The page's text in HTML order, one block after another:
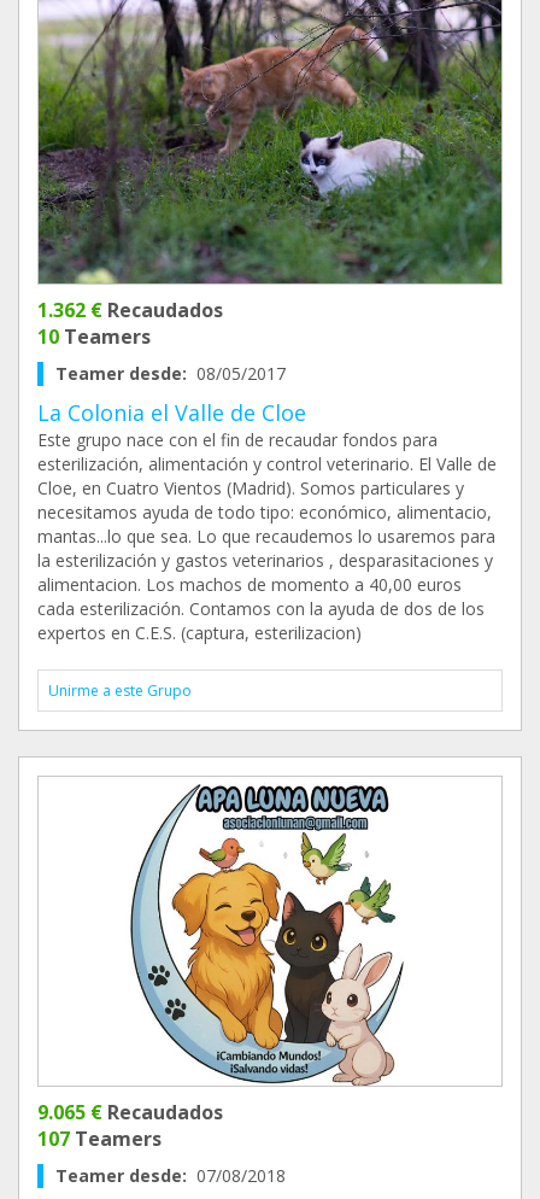
1.362 € Recaudados
10 Teamers
Teamer desde: 08/05/2017
La Colonia el Valle de Cloe
Este grupo nace con el fin de recaudar fondos para
esterilización, alimentación y control veterinario. El Valle de
Cloe, en Cuatro Vientos (Madrid). Somos particulares y
necesitamos ayuda de todo tipo: económico, alimentacio,
mantas...lo que sea. Lo que recaudemos lo usaremos para
la esterilización y gastos veterinarios , desparasitaciones y
alimentacion. Los machos de momento a 40,00 euros
cada esterilización. Contamos con la ayuda de dos de los
expertos en C.E.S. (captura, esterilizacion)
Unirme a este Grupo
9.065 € Recaudados
107 Teamers
Teamer desde: 07/08/2018